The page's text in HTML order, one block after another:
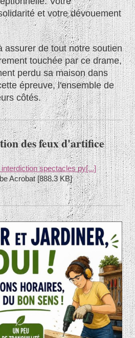
et votre dévouement
assurer de tout notre soutien
touchée par ce drame,
perdu sa maison dans
épreuve, l'ensemble de
côtés.
des feux d'artifice
spectacles py[...]
Acrobat [888.3 KB]